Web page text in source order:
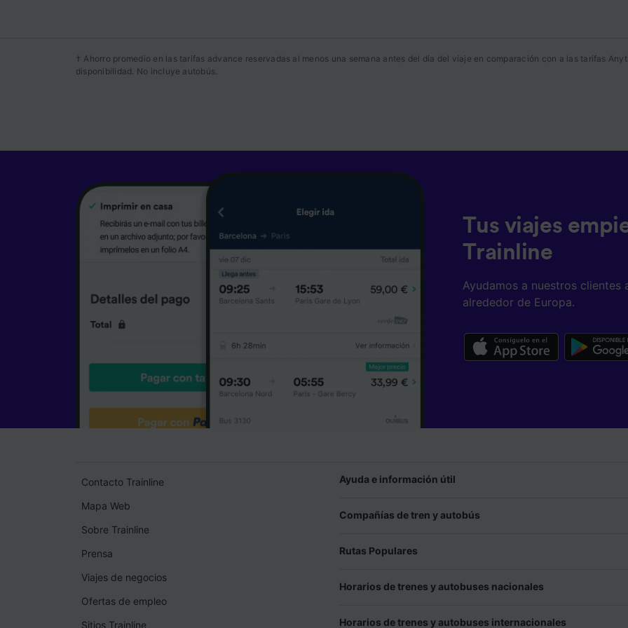
† Ahorro promedio en las tarifas advance reservadas al menos una semana antes del día del viaje en comparación con a las tarifas
disponibilidad. No incluye autobús.
Tus viajes
Trainline
Ayudamos a nuestros clientes
alrededor de Europa.
Contacto Trainline
Mapa Web
Sobre Trainline
Prensa
Viajes de negocios
Ofertas de empleo
Sitios Trainline
Ayuda e información útil
Compañías de tren y autobús
Rutas Populares
Horarios de trenes y autobuses nacionales
Horarios de trenes y autobuses internacionales
características del dispositivo para su identificación. Almacenar la